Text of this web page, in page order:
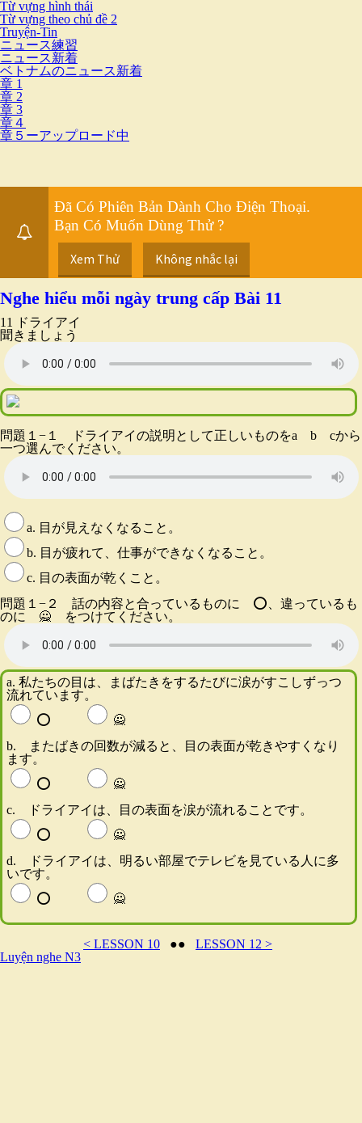
Từ vựng hình thái
Từ vựng theo chủ đề 2
Truyện-Tin
ニュース練習
ニュース新着
ベトナムのニュース新着
章 1
章 2
章 3
章４
章５ーアップロード中
Đã Có Phiên Bản Dành Cho Điện Thoại.
Bạn Có Muốn Dùng Thử ?
Xem Thử Không nhắc lại
Nghe hiểu mỗi ngày trung cấp Bài 11
11 ドライアイ
聞きましょう
問題１−１ ドライアイの説明として正しいものをa b cから
一つ選んでください。
a. 目が見えなくなること。
b. 目が疲れて、仕事ができなくなること。
c. 目の表面が乾くこと。
問題１−２ 話の内容と合っているものに ⭕️、違っているも
のに 🙅 をつけてください。
a. 私たちの目は、まばたきをするたびに涙がすこしずっつ
流れています。
⭕️
🙅
b. またばきの回数が減ると、目の表面が乾きやすくなり
ます。
⭕️
🙅
c. ドライアイは、目の表面を涙が流れることです。
⭕️
🙅
d. ドライアイは、明るい部屋でテレビを見ている人に多
いです。
⭕️
🙅
< LESSON 10 ●● LESSON 12 >
Luyện nghe N3